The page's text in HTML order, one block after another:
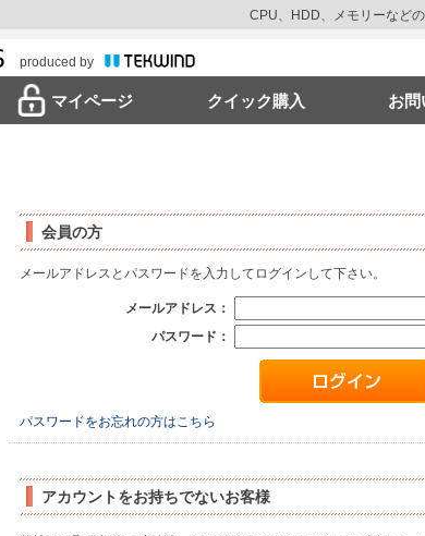
produced by
CPU、HDD、メモリーなど
マイページ クイック購入 お問
会員の方
メールアドレス と パスワードを入力してログインして下さい。
メールアドレス：
パスワード：
パスワードをお忘れの方はこちら
アカウントをお持ちでないお客様